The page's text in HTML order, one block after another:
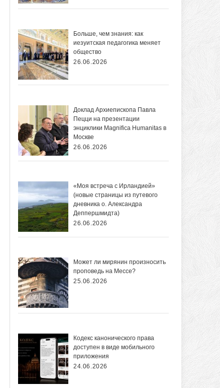
Больше, чем знания: как
иезуитская педагогика меняет
общество
26.06.2026
Доклад Архиепископа Павла
Пецци на презентации
энциклики Magnifica Нumanitas в
Москве
26.06.2026
«Моя встреча с Ирландией»
(новые страницы из путевого
дневника о. Александра
Деппершмидта)
26.06.2026
Может ли мирянин произносить
проповедь на Мессе?
25.06.2026
Кодекс канонического права
доступен в виде мобильного
приложения
24.06.2026